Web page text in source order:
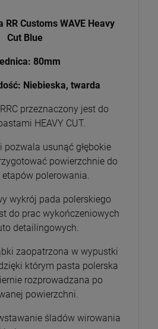
Customs WAVE Heavy
Cut Blue
80mm
Niebieska, twarda
przeznaczony jest do
HEAVY CUT.
pozwala usunąć głębokie
powierzchnie do
polerowania.
wykrój pada polerskiego
do prac wykończeniowych
detailingowych.
zaopatrzona w wypustki
którym pasta polerska
rozprowadzana po
powierzchni.
śladów wirowania